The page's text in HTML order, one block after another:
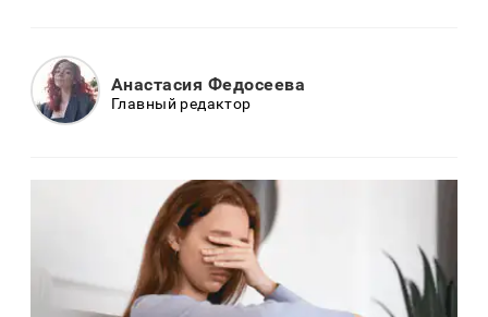
Анастасия Федосеева
Главный редактор